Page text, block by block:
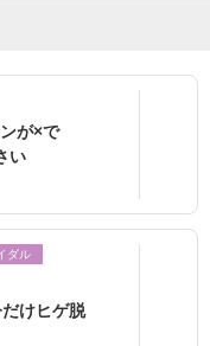
が×で
い
ダル
けヒゲ脱